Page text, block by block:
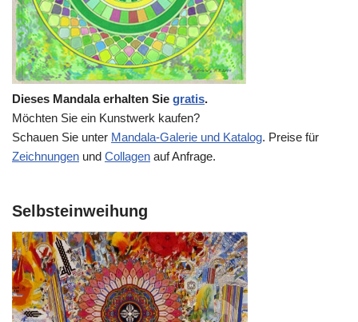
Dieses Mandala erhalten Sie gratis.
Möchten Sie ein Kunstwerk kaufen?
Schauen Sie unter Mandala-Galerie und Katalog. Preise für
Zeichnungen und Collagen auf Anfrage.
Selbsteinweihung